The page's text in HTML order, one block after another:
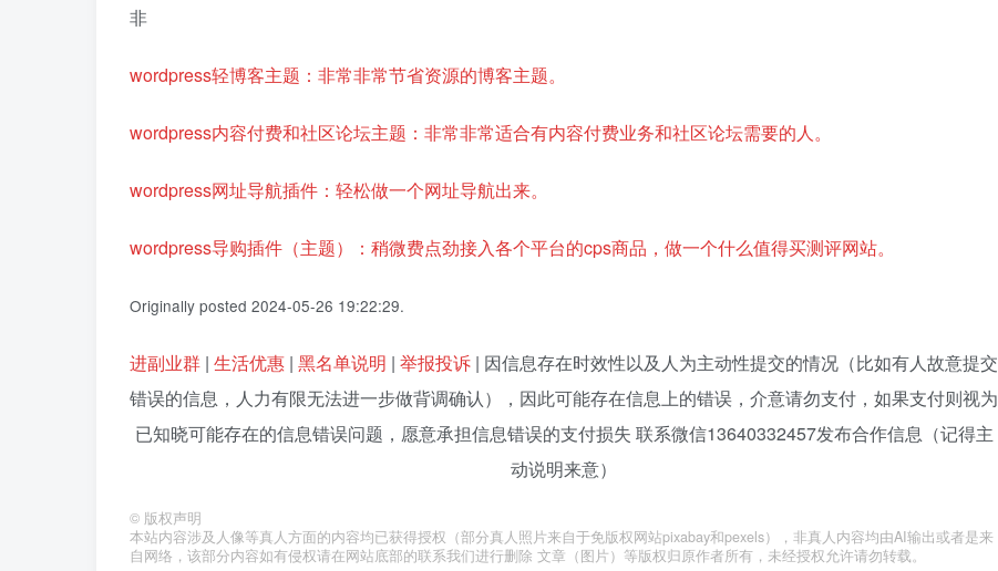
非
wordpress轻博客主题：非常非常节省资源的博客主题。
wordpress内容付费和社区论坛主题：非常非常适合有内容付费业务和社区论坛需要的人。
wordpress网址导航插件：轻松做一个网址导航出来。
wordpress导购插件（主题）：稍微费点劲接入各个平台的cps商品，做一个什么值得买测评网站。
Originally posted 2024-05-26 19:22:29.
进副业群 | 生活优惠 | 黑名单说明 | 举报投诉 | 因信息存在时效性以及人为主动性提交的情况（比如有人故意提交
错误的信息，人力有限无法进一步做背调确认），因此可能存在信息上的错误，介意请勿支付，如果支付则视为
已知晓可能存在的信息错误问题，愿意承担信息错误的支付损失 联系微信13640332457发布合作信息（记得主
动说明来意）
© 版权声明
本站内容涉及人像等真人方面的内容均已获得授权（部分真人照片来自于免版权网站pixabay和pexels），非真人内容均由AI输出或者是来
自网络，该部分内容如有侵权请在网站底部的联系我们进行删除 文章（图片）等版权归原作者所有，未经授权允许请勿转载。